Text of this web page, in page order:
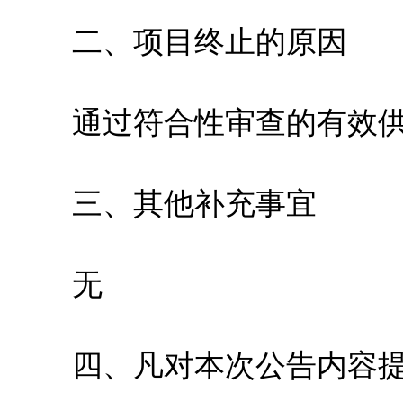
二、项目终止的原因
通过符合性审查的有效
三、其他补充事宜
无
四、凡对本次公告内容